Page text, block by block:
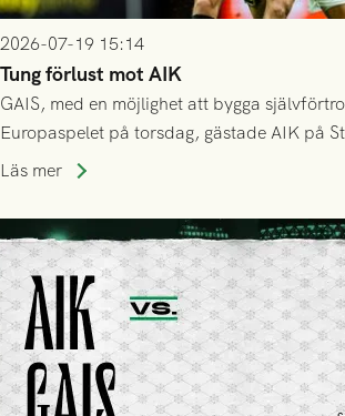
2026-07-19 15:14
Tung förlust mot AIK
GAIS, med en möjlighet att bygga
Europaspelet på torsdag, gästade AIK på
Stockholm . Men trots konstant hotande i
lyckades få in 2-0.
Läs mer